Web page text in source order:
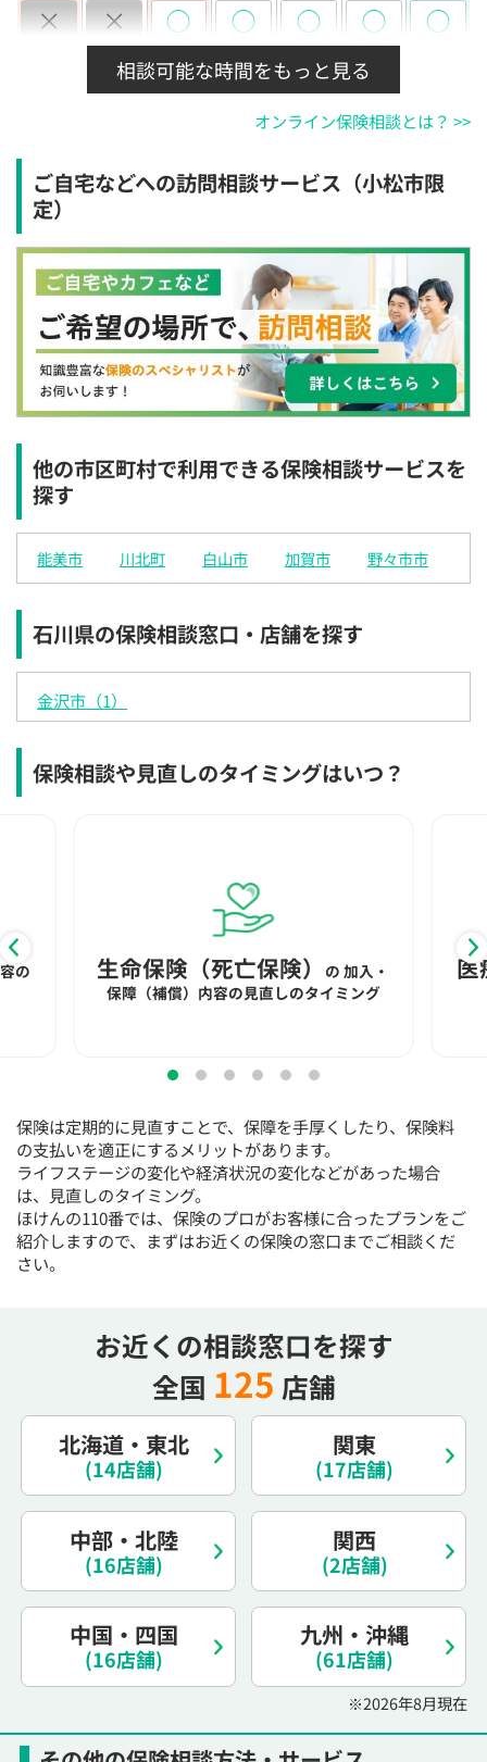
×
×
11:30
×
12:00
×
12:30
◯
◯
13:30
◯
14:00
◯
◯
15:00
◯
◯
18:00
×
10:30
×
×
×
12:00
×
12:30
◯
◯
◯
14:00
◯
◯
15:00
◯
16:30
◯
◯
18:00
◯
10:30
◯
◯
◯
12:00
◯
12:30
◯
◯
14:00
◯
15:00
◯
16:30
◯
◯
◯
18:00
◯
10:30
◯
11:00
◯
◯
12:00
◯
12:30
◯
◯
◯
14:00
◯
15:00
◯
16:00
◯
16:30
◯
◯
◯
18:00
◯
10:30
◯
11:00
◯
◯
12:00
◯
12:30
◯
◯
◯
14:00
◯
15:00
◯
16:30
◯
◯
◯
18:00
◯
10:30
◯
11:00
◯
◯
◯
12:30
◯
◯
◯
14:00
◯
15:00
◯
◯
◯
18:00
◯
11:00
◯
◯
12:00
◯
12:30
◯
◯
◯
14:00
15:00
◯
18:00
○：予約可 ×：予約不可
：お電話にてお問い合わせください
0120-987-110
平日 / 土日祝日 10:00〜17:00（通話無料）
※受付時間外にご予約をいただいた場合は、
翌営業日のご連絡となります
相談可能な時間をもっと見る
オンライン保険相談とは？ >>
ご自宅などへの訪問相談サービス（小松市限
定）
他の市区町村で利用できる保険相談サービスを
探す
能美市 川北町 白山市 加賀市 野々市市
石川県の保険相談窓口・店舗を探す
金沢市（1）
保険相談や見直しのタイミングはいつ？
生命保険（死亡保険） の 加入・
保障（補償）内容の見直しのタイミング
医
の
保険は定期的に見直すことで、保障を手厚くしたり、保険料
の支払いを適正にするメリットがあります。
ライフステージの変化や経済状況の変化などがあった場合
は、見直しのタイミング。
ほけんの110番では、保険のプロがお客様に合ったプランをご
紹介しますので、まずはお近くの保険の窓口までご相談くだ
さい。
お近くの相談窓口を探す
全国 125 店舗
北海道・東北
(14店舗)
関東
(17店舗)
中部・北陸
(16店舗)
関西
(2店舗)
中国・四国
(16店舗)
九州・沖縄
(61店舗)
※2026年8月現在